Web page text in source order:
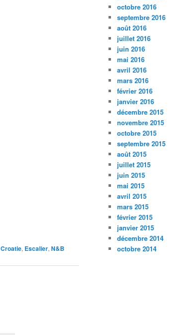
Croatie, Escalier,N&B
octobre 2016
septembre 2016
août 2016
juillet 2016
juin 2016
mai 2016
avril 2016
mars 2016
février 2016
janvier 2016
décembre 2015
novembre 2015
octobre 2015
septembre 2015
août 2015
juillet 2015
juin 2015
mai 2015
avril 2015
mars 2015
février 2015
janvier 2015
décembre 2014
octobre 2014